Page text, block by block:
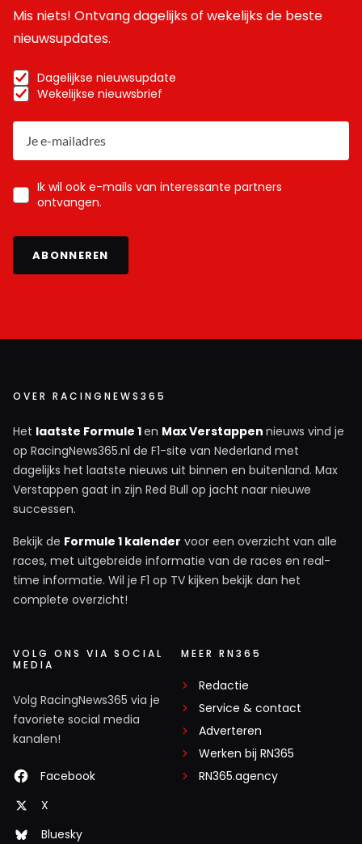
Mis niets! Ontvang dagelijks of wekelijks de beste
nieuwsupdates.
Dagelijkse nieuwsupdate
Wekelijkse nieuwsbrief
Ik wil ook e-mails van interessante partners
ontvangen.
ABONNEREN
OVER RACINGNEWS365
Het laatste Formule 1en Max Verstappen nieuws vind je
op RacingNews365.nl de F1-site van Nederland met
dagelijks het laatste nieuws uit binnen en buitenland. Max
Verstappen gaat in zijn Red Bull op jacht naar nieuwe
successen.
Bekijk de Formule 1 kalender voor een overzicht van alle
races, met uitgebreide informatie van de races en real-
time informatie. Wil je F1 op TV kijken bekijk dan het
complete overzicht!
VOLG ONS VIA SOCIAL
MEDIA
Volg RacingNews365 via je
favoriete social media
kanalen!
Facebook
X
Bluesky
MEER RN365
Redactie
Service & contact
Adverteren
Werken bij RN365
RN365.agency